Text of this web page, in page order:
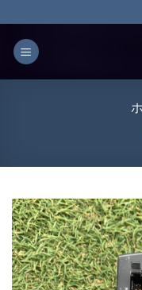
to
content